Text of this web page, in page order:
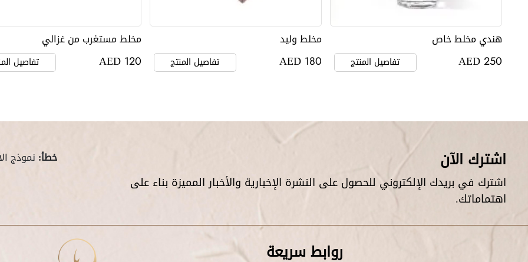
هندي مخلط خاص
AED 250 تفاصيل المنتج
مخلط وليد
AED 180 تفاصيل المنتج
مخلط مستغرب من غزالي
AED 120 تفاصيل
اشترك الآن
اشترك في بريدك الإلكتروني للحصول على النشرة الإخبارية والأخبار المميزة بناء على
اهتماماتك.
خطأ: نموذج
روابط سريعة